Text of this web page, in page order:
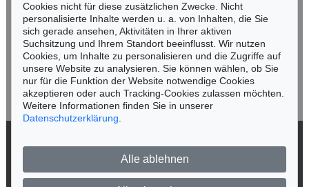
Auktion 446 - Lot 19
Ergebnis:
Jetzt zum Newsletter anmelden >
Impressum
Cookies nicht für diese zusätzlichen Zwecke. Nicht
personalisierte Inhalte werden u. a. von Inhalten, die Sie
sich gerade ansehen, Aktivitäten in Ihrer aktiven
Suchsitzung und Ihrem Standort beeinflusst. Wir nutzen
Cookies, um Inhalte zu personalisieren und die Zugriffe auf
unsere Website zu analysieren. Sie können wählen, ob Sie
nur für die Funktion der Website notwendige Cookies
akzeptieren oder auch Tracking-Cookies zulassen möchten.
Weitere Informationen finden Sie in unserer
Datenschutzerklärung
Alle ablehnen